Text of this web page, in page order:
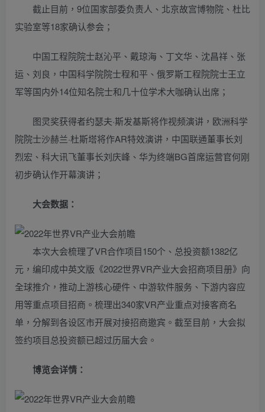
截止目前，9位国家部委负责人、北京故宫博物院、杜比
实验室等18家确认参会；
中国工程院院士赵沁平、戴琼海、丁文华、沈昌祥、张
运、刘良，中国科学院院士程和平、俄罗斯工程院院士王立
军等国内外14位知名院士和几十位学术大咖确认出席；
图灵奖获得者约瑟夫·斯发基斯将作视频演讲，欧洲科学
院院士沙赫兰·杜斯塔将作AR特效演讲，中国联通董事长刘
烈宏、科大讯飞董事长刘庆峰、华为终端BG首席运营官何刚
初步确认作开幕演讲；
大会数据：
本次大会梳理了VR合作项目150个、总投资额1382亿
元，编印成中英文版《2022世界VR产业大会招商项目册》向
全球推介，推动上游核心硬件、中游软件服务、下游内容应
用等重点项目招商。梳理出340家VR产业重点对接客商名
单，分解到各设区市开展对接招商邀宾。截至目前，大会拟
签约项目总投资额已超过历届大会。
博览会详情：